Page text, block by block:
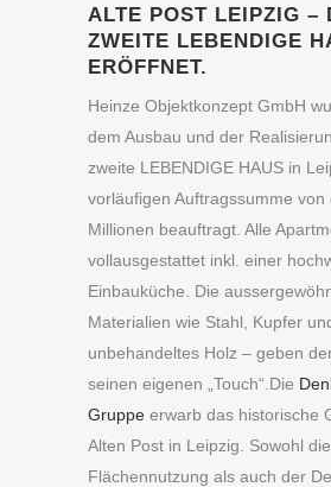
ALTE POST LEIPZIG –
ZWEITE LEBENDIGE
ERÖFFNET.
Heinze Objektkonzept GmbH
dem Ausbau und der
zweite LEBENDIGE HAUS in
vorläufigen Auftragssumme von
Millionen beauftragt. Alle
vollausgestattet inkl. einer
Einbauküche. Die
Materialien wie Stahl, Kupfer
unbehandeltes Holz – geben
seinen eigenen „Touch“.Die
Gruppe erwarb das historische
Alten Post in Leipzig. Sowohl die
Flächennutzung als auch der